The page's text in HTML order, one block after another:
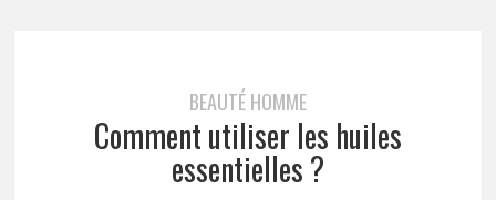
BEAUTÉ HOMME
Comment utiliser les huiles
essentielles ?